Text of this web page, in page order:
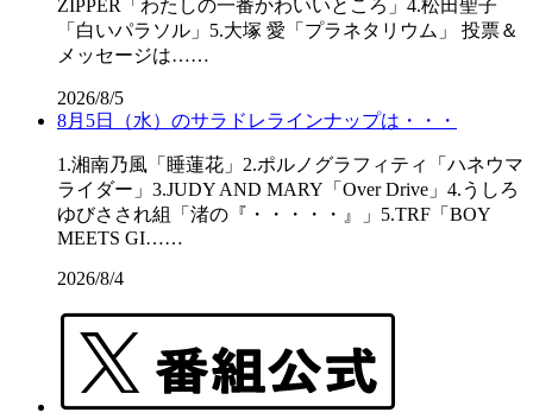
ZIPPER「わたしの一番かわいいところ」4.松田聖子
「白いパラソル」5.大塚 愛「プラネタリウム」 投票＆
メッセージは……
2026/8/5
8月5日（水）のサラドレラインナップは・・・
1.湘南乃風「睡蓮花」2.ポルノグラフィティ「ハネウマ
ライダー」3.JUDY AND MARY「Over Drive」4.うしろ
ゆびさされ組「渚の『・・・・・』」5.TRF「BOY
MEETS GI……
2026/8/4